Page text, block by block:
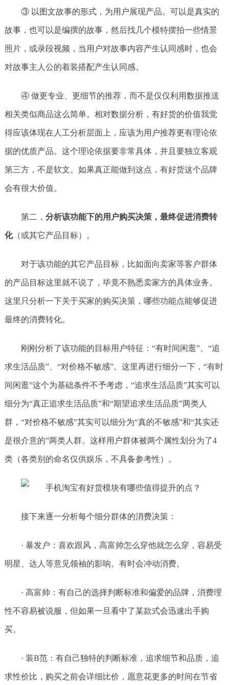
③ 以图文故事的形式，为用户展现产品。可以是真实的
故事，也可以是编撰的故事，然后找几个模特摆拍一些情景
照片，或录段视频，当用户对故事内容产生认同感时，也会
对故事主人公的着装搭配产生认同感。
④ 做更专业、更细节的推荐，而不是仅仅利用数据推送
相关类似商品这么简单。相对数据分析，有好货的价值我觉
得应该体现在人工分析层面上，应该为用户推荐更有理论依
据的优质产品。这个理论依据要非常具体，并且要独立客观
第三方，不是软文。如果真正能做到这点，有好货这个品牌
会有很大价值。
第二， 分析该功能下的用户购买决策，最终促进消费转
化（或其它产品目标）。
对于该功能的其它产品目标，比如面向卖家等客户群体
的产品目标这里就不说了，毕竟不熟悉卖家方的具体业务。
这里只分析一下关于买家的购买决策，哪些功能点能够促进
最终的消费转化。
刚刚分析了该功能的目标用户特征：“有时间闲逛”、“追
求生活品质”、“对价格不敏感”。这里再进行细分一下，“有时
间闲逛”这个为基础条件不予考虑，“追求生活品质”其实可以
细分为“真正追求生活品质”和“期望追求生活品质”两类人
群，“对价格不敏感”其实可以细分为“真的不敏感”和“其实还
是很介意的”两类人群。这样用户群体被两个属性划分为了4
类（各类别的命名仅供娱乐，不具备参考性）。
接下来逐一分析每个细分群体的消费决策：
· 暴发户：喜欢跟风，高富帅怎么穿他就怎么穿，容易受
明星、达人等意见领袖的影响。有时会冲动消费。
· 高富帅：有自己的选择判断标准和偏爱的品牌，消费理
性不容易被说服，但如果一旦看中了某款式会迅速出手购
买。
· 装B范：有自己独特的判断标准，追求细节和品质，追
求性价比，购买之前会详细比价，愿意花更多的时间在节省